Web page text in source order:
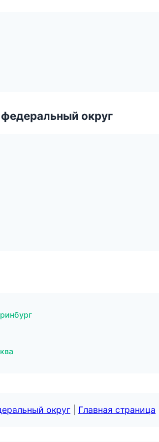
округ
округ Главная страница